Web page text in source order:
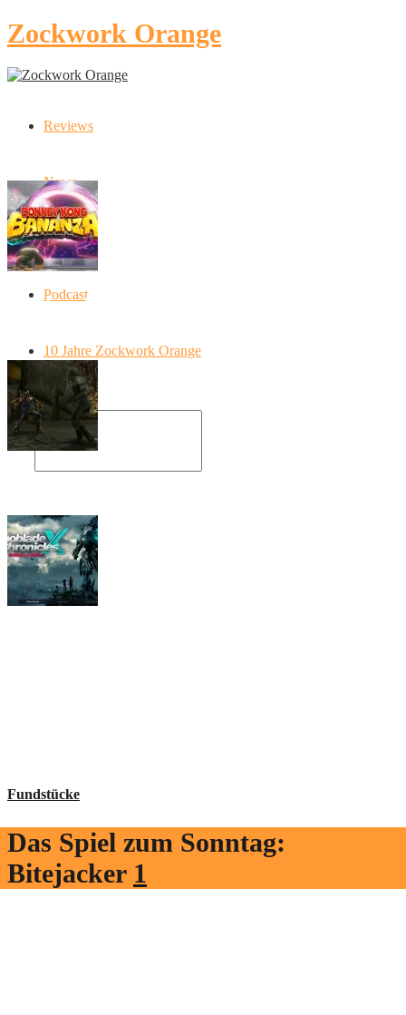
Zockwork Orange
Reviews
News
Artikel
Podcast
10 Jahre Zockwork Orange
Donkey Kong Bananza: “Ich mache alles
Fundstücke
Das Spiel zum Sonntag:
Bitejacker 1